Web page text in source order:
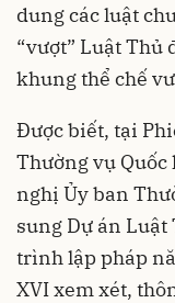
dung các luật
“vượt” Luật Thủ
khung thể chế
Được biết, tại
Thường vụ Quốc
nghị Ủy ban
sung Dự án Luật
trình lập pháp
XVI xem xét,